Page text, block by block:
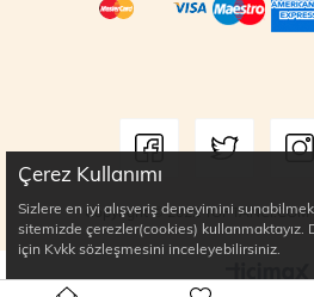
Copyright © 2022 TOPTANCI.COM |
Çerez Kullanımı
Sizlere en iyi alışveriş deneyimini
sitemizde çerezler(cookies) kullanmaktayız.
için Kvkk sözleşmesini inceleyebilirsiniz.